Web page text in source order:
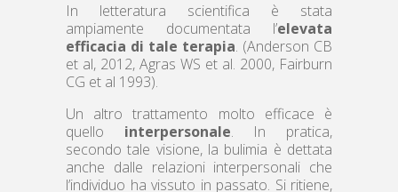
In letteratura scientifica è stata
ampiamente documentata l’elevata
efficacia di tale terapia. (Anderson CB
et al, 2012, Agras WS et al. 2000, Fairburn
CG et al 1993).
Un altro trattamento molto efficace è
quello interpersonale. In pratica,
secondo tale visione, la bulimia è dettata
anche dalle relazioni interpersonali che
l’individuo ha vissuto in passato. Si ritiene,